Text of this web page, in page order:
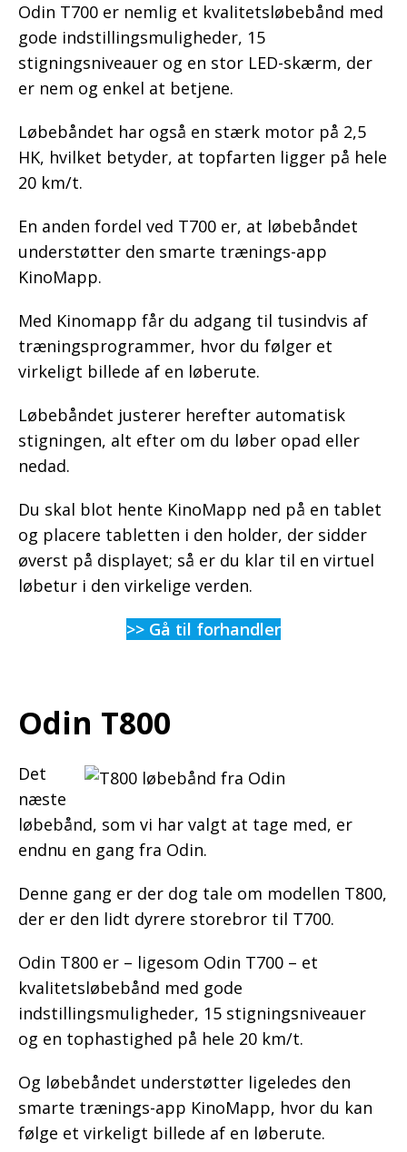
Odin T700 er nemlig et kvalitetsløbebånd med
gode indstillingsmuligheder, 15
stigningsniveauer og en stor LED-skærm, der
er nem og enkel at betjene.
Løbebåndet har også en stærk motor på 2,5
HK, hvilket betyder, at topfarten ligger på hele
20 km/t.
En anden fordel ved T700 er, at løbebåndet
understøtter den smarte trænings-app
KinoMapp.
Med Kinomapp får du adgang til tusindvis af
træningsprogrammer, hvor du følger et
virkeligt billede af en løberute.
Løbebåndet justerer herefter automatisk
stigningen, alt efter om du løber opad eller
nedad.
Du skal blot hente KinoMapp ned på en tablet
og placere tabletten i den holder, der sidder
øverst på displayet; så er du klar til en virtuel
løbetur i den virkelige verden.
>> Gå til forhandler
Odin T800
Det
næste
løbebånd, som vi har valgt at tage med, er
endnu en gang fra Odin.
Denne gang er der dog tale om modellen T800,
der er den lidt dyrere storebror til T700.
Odin T800 er – ligesom Odin T700 – et
kvalitetsløbebånd med gode
indstillingsmuligheder, 15 stigningsniveauer
og en tophastighed på hele 20 km/t.
Og løbebåndet understøtter ligeledes den
smarte trænings-app KinoMapp, hvor du kan
følge et virkeligt billede af en løberute.